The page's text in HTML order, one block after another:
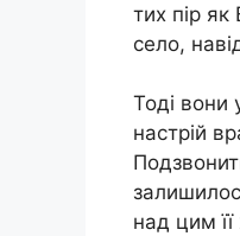
тих пір
село,
Тоді вони
настрій
над цим